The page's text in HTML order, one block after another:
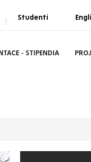
| Studenti
- STIPENDIA